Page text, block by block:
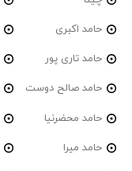
حامد اکبری
حامد تاری پور
حامد صالح دوست
حامد محضرنیا
حامد میرا